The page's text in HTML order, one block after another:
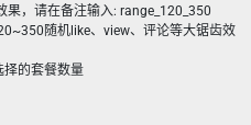
果，请在备注输入: range_120_350
随机like、view、评论等大锯齿效
择的套餐数量